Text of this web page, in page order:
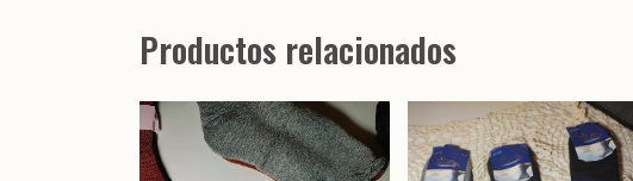
Productos relacionados